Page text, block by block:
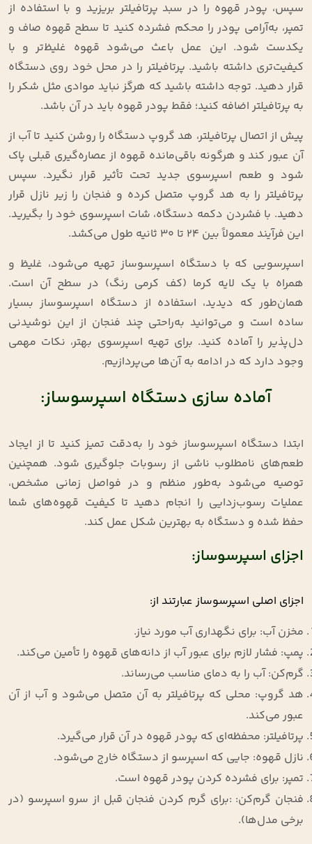
سپس، پودر قهوه را در سبد پرتافیلتر بریزید و با استفاده از
تمپر، به‌آرامی پودر را محکم فشرده کنید تا سطح قهوه صاف و
یکدست شود. این عمل باعث می‌شود قهوه غلیظ‌تر و با
کیفیت‌تری داشته باشید. پرتافیلتر را در محل خود روی دستگاه
قرار دهید. توجه داشته باشید که هرگز نباید موادی مثل شکر را
به پرتافیلتر اضافه کنید؛ فقط پودر قهوه باید در آن باشد.
پیش از اتصال پرتافیلتر، هد گروپ دستگاه را روشن کنید تا آب از
آن عبور کند و هرگونه باقی‌مانده قهوه از عصاره‌گیری قبلی پاک
شود و طعم اسپرسوی جدید تحت تأثیر قرار نگیرد. سپس
پرتافیلتر را به هد گروپ متصل کرده و فنجان را زیر نازل قرار
دهید. با فشردن دکمه دستگاه، شات اسپرسوی خود را بگیرید.
این فرآیند معمولاً بین 24 تا 30 ثانیه طول می‌کشد.
اسپرسویی که با دستگاه اسپرسوساز تهیه می‌شود، غلیظ و
همراه با یک لایه کرما (کف کرمی رنگ) در سطح آن است.
همان‌طور که دیدید، استفاده از دستگاه اسپرسوساز بسیار
ساده است و می‌توانید به‌راحتی چند فنجان از این نوشیدنی
دل‌پذیر را آماده کنید. برای تهیه اسپرسوی بهتر، نکات مهمی
وجود دارد که در ادامه به آن‌ها می‌پردازیم.
آماده سازی دستگاه اسپرسوساز:
ابتدا دستگاه اسپرسوساز خود را به‌دقت تمیز کنید تا از ایجاد
طعم‌های نامطلوب ناشی از رسوبات جلوگیری شود. همچنین
توصیه می‌شود به‌طور منظم و در فواصل زمانی مشخص،
عملیات رسوب‌زدایی را انجام دهید تا کیفیت قهوه‌های شما
حفظ شده و دستگاه به بهترین شکل عمل کند.
اجزای اسپرسوساز:
اجزای اصلی اسپرسوساز عبارتند از:
مخزن آب: برای نگهداری آب مورد نیاز.
پمپ: فشار لازم برای عبور آب از دانه‌های قهوه را تأمین می‌کند.
گرم‌کن: آب را به دمای مناسب می‌رساند.
هد گروپ: محلی که پرتافیلتر به آن متصل می‌شود و آب از آن
عبور می‌کند.
پرتافیلتر: محفظه‌ای که پودر قهوه در آن قرار می‌گیرد.
نازل قهوه: جایی که اسپرسو از دستگاه خارج می‌شود.
تمپر: برای فشرده کردن پودر قهوه است.
فنجان گرم‌کن: :برای گرم کردن فنجان قبل از سرو اسپرسو (در
برخی مدل‌ها).